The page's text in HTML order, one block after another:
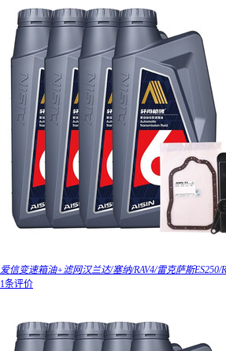
爱信变速箱油+滤网汉兰达/塞纳/RAV4/雷克萨斯ES250/
1条评价